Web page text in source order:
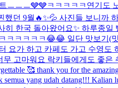
ㅡㅡㅡ🩶🩶ㅋㅋㅋㅋㅋ 연기도
던 9월🔥✨💦 사진들 보니까
히 한국 돌아왔어요✨ 하루종일
ㅋㅋㅋㅋㅋ😂😂 일단 맛보기(
요가 하고 카페도 가고 수영도
고마워요 락키들에게도 좋은
🥰 thank you for the
yang udah datang!!! Kalian